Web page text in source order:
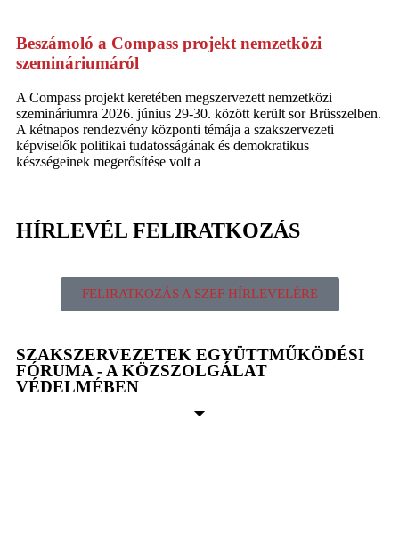
Beszámoló a Compass projekt nemzetközi
szemináriumáról
A Compass projekt keretében megszervezett nemzetközi
szemináriumra 2026. június 29-30. között került sor Brüsszelben.
A kétnapos rendezvény központi témája a szakszervezeti
képviselők politikai tudatosságának és demokratikus
készségeinek megerősítése volt a
HÍRLEVÉL FELIRATKOZÁS
FELIRATKOZÁS A SZEF HÍRLEVELÉRE
SZAKSZERVEZETEK EGYÜTTMŰKÖDÉSI
FÓRUMA - A KÖZSZOLGÁLAT
VÉDELMÉBEN